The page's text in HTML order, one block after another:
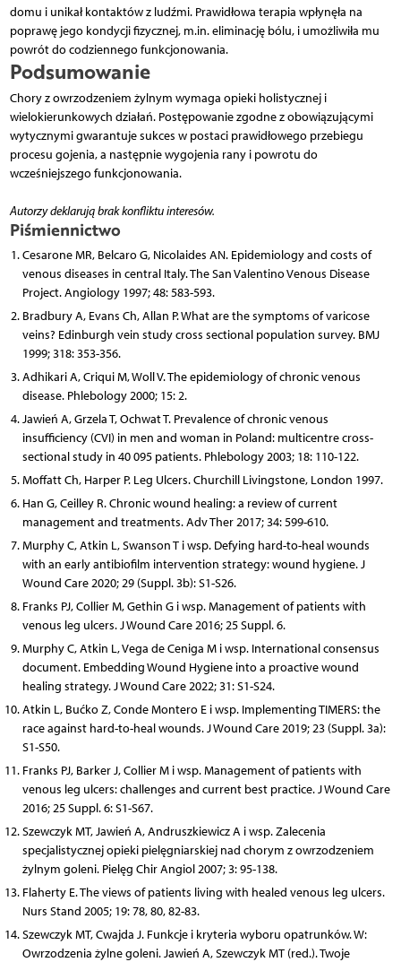
domu i unikał kontaktów z ludźmi. Prawidłowa terapia wpłynęła na
poprawę jego kondycji fizycznej, m.in. eliminację bólu, i umożliwiła mu
powrót do codziennego funkcjonowania.
Podsumowanie
Chory z owrzodzeniem żylnym wymaga opieki holistycznej i
wielokierunkowych działań. Postępowanie zgodne z obowiązującymi
wytycznymi gwarantuje sukces w postaci prawidłowego przebiegu
procesu gojenia, a następnie wygojenia rany i powrotu do
wcześniejszego funkcjonowania.
Autorzy deklarują brak konfliktu interesów.
Piśmiennictwo
Cesarone MR, Belcaro G, Nicolaides AN. Epidemiology and costs of
venous diseases in central Italy. The San Valentino Venous Disease
Project. Angiology 1997; 48: 583-593.
Bradbury A, Evans Ch, Allan P. What are the symptoms of varicose
veins? Edinburgh vein study cross sectional population survey. BMJ
1999; 318: 353-356.
Adhikari A, Criqui M, Woll V. The epidemiology of chronic venous
disease. Phlebology 2000; 15: 2.
Jawień A, Grzela T, Ochwat T. Prevalence of chronic venous
insufficiency (CVI) in men and woman in Poland: multicentre cross-
sectional study in 40 095 patients. Phlebology 2003; 18: 110-122.
Moffatt Ch, Harper P. Leg Ulcers. Churchill Livingstone, London 1997.
Han G, Ceilley R. Chronic wound healing: a review of current
management and treatments. Adv Ther 2017; 34: 599-610.
Murphy C, Atkin L, Swanson T i wsp. Defying hard-to-heal wounds
with an early antibiofilm intervention strategy: wound hygiene. J
Wound Care 2020; 29 (Suppl. 3b): S1-S26.
Franks PJ, Collier M, Gethin G i wsp. Management of patients with
venous leg ulcers. J Wound Care 2016; 25 Suppl. 6.
Murphy C, Atkin L, Vega de Ceniga M i wsp. International consensus
document. Embedding Wound Hygiene into a proactive wound
healing strategy. J Wound Care 2022; 31: S1-S24.
Atkin L, Bućko Z, Conde Montero E i wsp. Implementing TIMERS: the
race against hard-to-heal wounds. J Wound Care 2019; 23 (Suppl. 3a):
S1-S50.
Franks PJ, Barker J, Collier M i wsp. Management of patients with
venous leg ulcers: challenges and current best practice. J Wound Care
2016; 25 Suppl. 6: S1-S67.
Szewczyk MT, Jawień A, Andruszkiewicz A i wsp. Zalecenia
specjalistycznej opieki pielęgniarskiej nad chorym z owrzodzeniem
żylnym goleni. Pielęg Chir Angiol 2007; 3: 95-138.
Flaherty E. The views of patients living with healed venous leg ulcers.
Nurs Stand 2005; 19: 78, 80, 82-83.
Szewczyk MT, Cwajda J. Funkcje i kryteria wyboru opatrunków. W:
Owrzodzenia żylne goleni. Jawień A, Szewczyk MT (red.). Twoje